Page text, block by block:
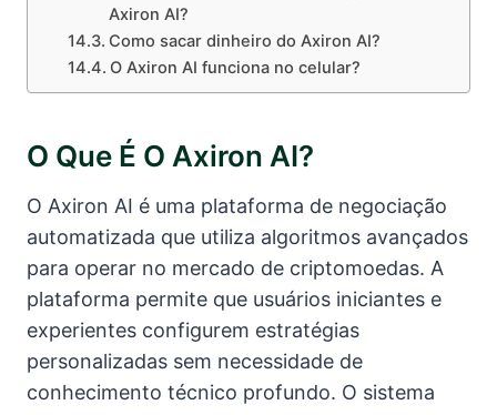
Axiron AI?
Como sacar dinheiro do Axiron AI?
O Axiron AI funciona no celular?
O Que É O Axiron AI?
O Axiron AI é uma plataforma de negociação
automatizada que utiliza algoritmos avançados
para operar no mercado de criptomoedas. A
plataforma permite que usuários iniciantes e
experientes configurem estratégias
personalizadas sem necessidade de
conhecimento técnico profundo. O sistema